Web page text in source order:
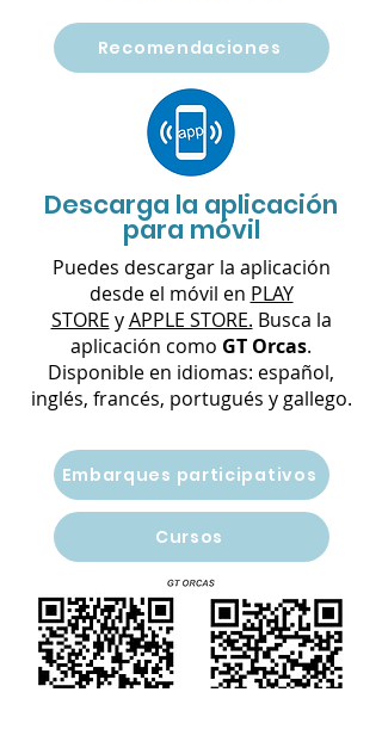
Recomendaciones
Descarga la aplicación
para móvil
Puedes descargar la aplicación
desde el móvil en PLAY
STORE yAPPLE STORE. Busca la
aplicación como GT Orcas.
Disponible en idiomas: español,
inglés, francés, portugués y gallego.
Embarques participativos
Cursos